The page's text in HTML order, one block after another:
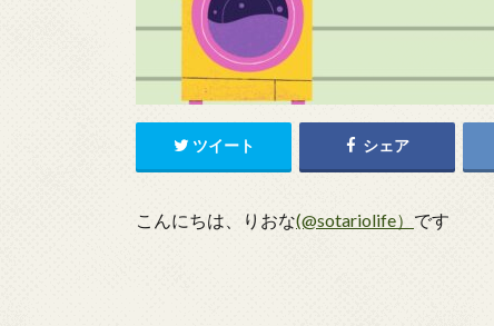
ツイート シェア
こんにちは、りおな(@sotariolife） です